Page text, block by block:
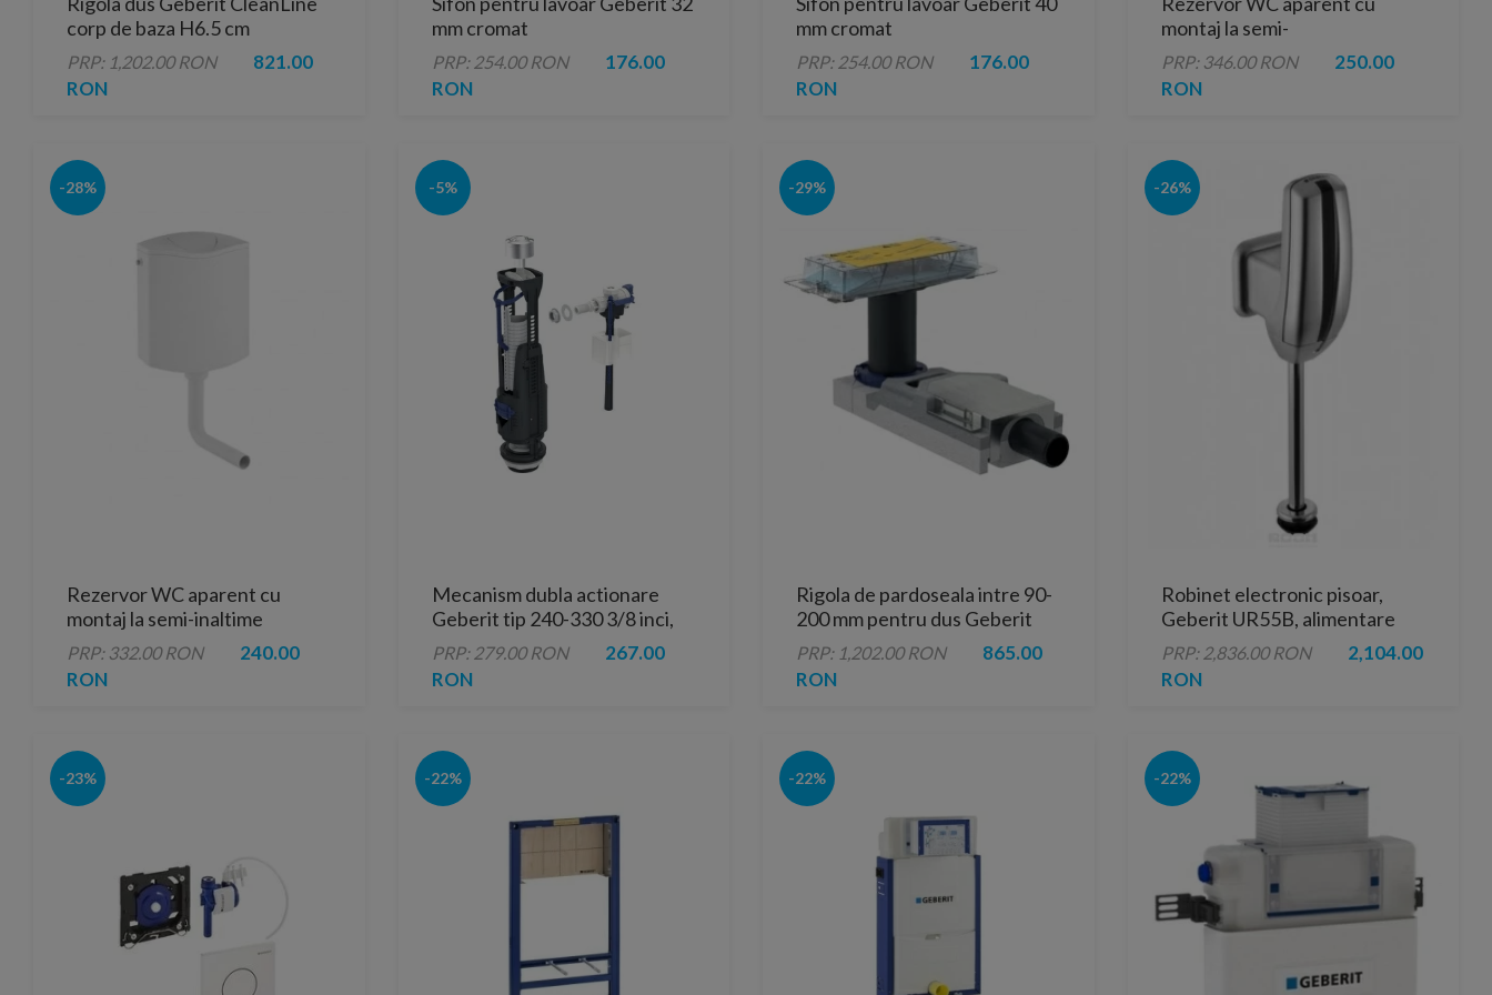
corp de baza H6.5 cm
PRP: 1,202.00 RON
821.00
RON
mm cromat
PRP: 254.00 RON
176.00
RON
mm cromat
PRP: 254.00 RON
176.00
RON
montaj la semi-
inaltime,Geberit Montana Duo
TM AP117
PRP: 346.00 RON
250.00
RON
-28%
Rezervor WC aparent cu
montaj la semi-inaltime
Geberit AP116
PRP: 332.00 RON
240.00
RON
-5%
Mecanism dubla actionare
Geberit tip 240-330 3/8 inci,
alama sanitara cal. I
PRP: 279.00 RON
267.00
RON
-29%
Rigola de pardoseala intre 90-
200 mm pentru dus Geberit
CleanLine
PRP: 1,202.00 RON
865.00
RON
-26%
Robinet electronic pisoar,
Geberit UR55B, alimentare
inferioara
PRP: 2,836.00 RON
2,104.00
RON
-23% -22% -22% -22%